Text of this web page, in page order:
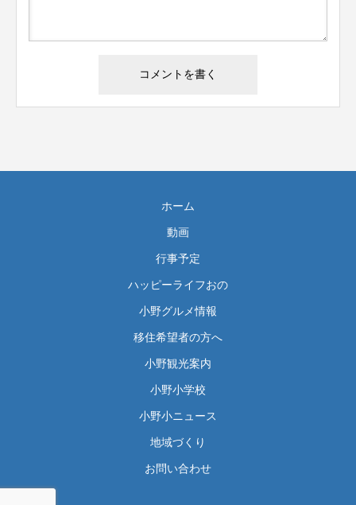
ホーム
動画
行事予定
ハッピーライフおの
小野グルメ情報
移住希望者の方へ
小野観光案内
小野小学校
小野小ニュース
地域づくり
お問い合わせ